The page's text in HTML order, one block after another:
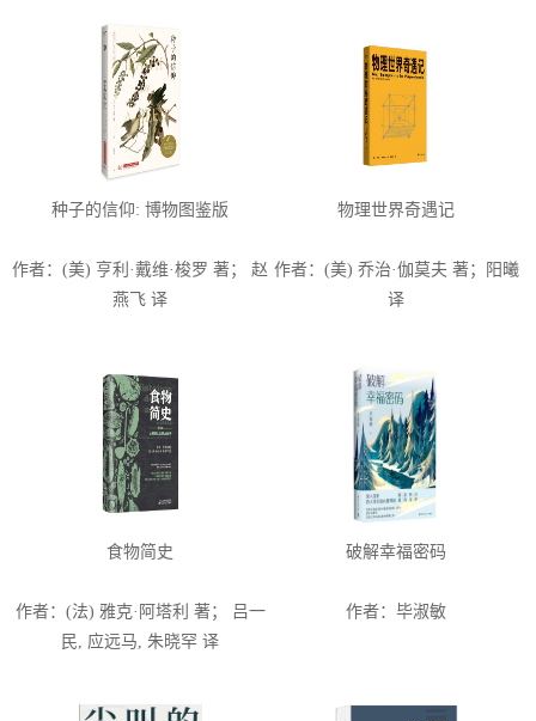
种子的信仰: 博物图鉴版
作者：(美) 亨利·戴维·梭罗 著； 赵
燕飞 译
物理世界奇遇记
作者：(美) 乔治·伽莫夫 著；阳曦
译
食物简史
作者：(法) 雅克·阿塔利 著； 吕一
民, 应远马, 朱晓罕 译
破解幸福密码
作者：毕淑敏